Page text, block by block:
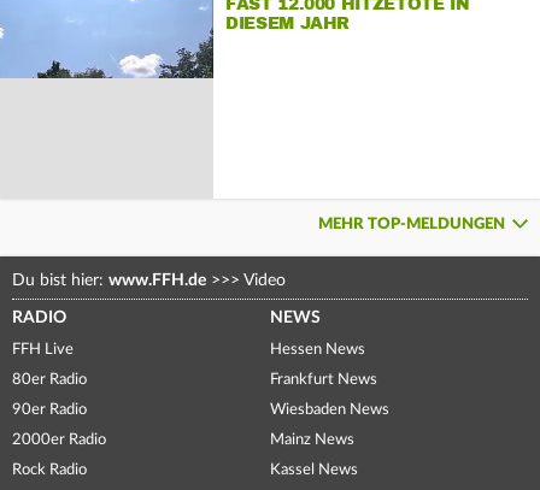
FAST 12.000 HITZETOTE IN
DIESEM JAHR
MEHR TOP-MELDUNGEN
Du bist hier: www.FFH.de >>> Video
RADIO
FFH Live
80er Radio
90er Radio
2000er Radio
Rock Radio
NEWS
Hessen News
Frankfurt News
Wiesbaden News
Mainz News
Kassel News